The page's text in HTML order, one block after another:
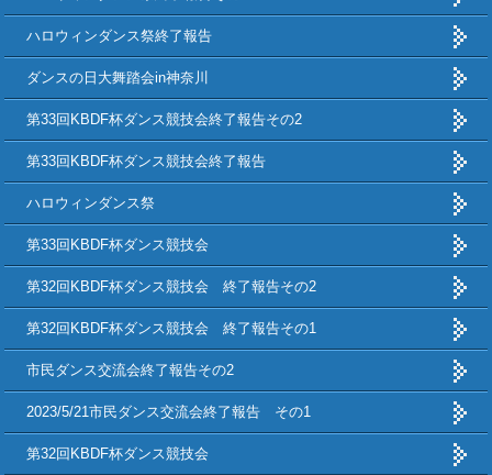
ハロウィンダンス祭終了報告
ダンスの日大舞踏会in神奈川
第33回KBDF杯ダンス競技会終了報告その2
第33回KBDF杯ダンス競技会終了報告
ハロウィンダンス祭
第33回KBDF杯ダンス競技会
第32回KBDF杯ダンス競技会 終了報告その2
第32回KBDF杯ダンス競技会 終了報告その1
市民ダンス交流会終了報告その2
2023/5/21市民ダンス交流会終了報告 その1
第32回KBDF杯ダンス競技会